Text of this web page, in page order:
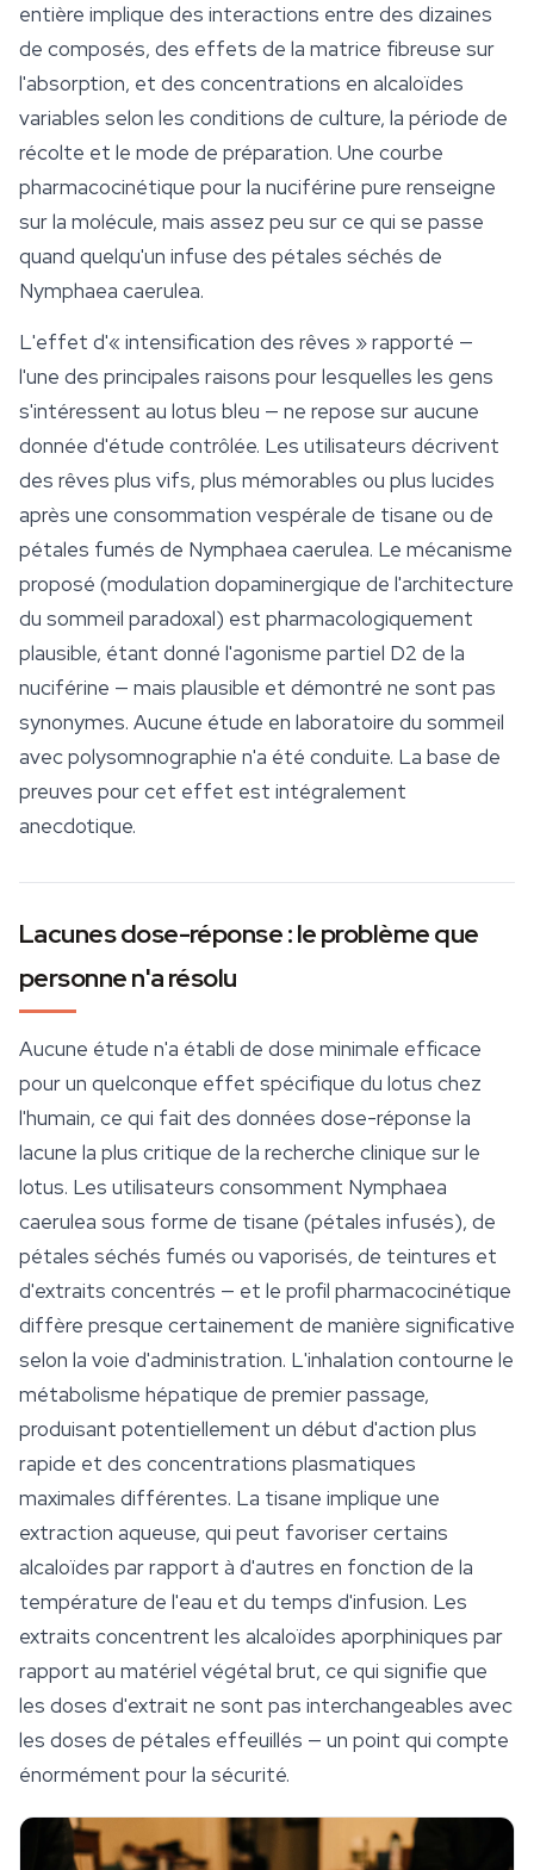
entière implique des interactions entre des dizaines
de composés, des effets de la matrice fibreuse sur
l'absorption, et des concentrations en alcaloïdes
variables selon les conditions de culture, la période de
récolte et le mode de préparation. Une courbe
pharmacocinétique pour la nuciférine pure renseigne
sur la molécule, mais assez peu sur ce qui se passe
quand quelqu'un infuse des pétales séchés de
Nymphaea caerulea.
L'effet d'« intensification des rêves » rapporté —
l'une des principales raisons pour lesquelles les gens
s'intéressent au lotus bleu — ne repose sur aucune
donnée d'étude contrôlée. Les utilisateurs décrivent
des rêves plus vifs, plus mémorables ou plus lucides
après une consommation vespérale de tisane ou de
pétales fumés de Nymphaea caerulea. Le mécanisme
proposé (modulation dopaminergique de l'architecture
du sommeil paradoxal) est pharmacologiquement
plausible, étant donné l'agonisme partiel D2 de la
nuciférine — mais plausible et démontré ne sont pas
synonymes. Aucune étude en laboratoire du sommeil
avec polysomnographie n'a été conduite. La base de
preuves pour cet effet est intégralement
anecdotique.
Lacunes dose-réponse : le problème que
personne n'a résolu
Aucune étude n'a établi de dose minimale efficace
pour un quelconque effet spécifique du lotus chez
l'humain, ce qui fait des données dose-réponse la
lacune la plus critique de la recherche clinique sur le
lotus. Les utilisateurs consomment Nymphaea
caerulea sous forme de tisane (pétales infusés), de
pétales séchés fumés ou vaporisés, de teintures et
d'extraits concentrés — et le profil pharmacocinétique
diffère presque certainement de manière significative
selon la voie d'administration. L'inhalation contourne le
métabolisme hépatique de premier passage,
produisant potentiellement un début d'action plus
rapide et des concentrations plasmatiques
maximales différentes. La tisane implique une
extraction aqueuse, qui peut favoriser certains
alcaloïdes par rapport à d'autres en fonction de la
température de l'eau et du temps d'infusion. Les
extraits concentrent les alcaloïdes aporphiniques par
rapport au matériel végétal brut, ce qui signifie que
les doses d'extrait ne sont pas interchangeables avec
les doses de pétales effeuillés — un point qui compte
énormément pour la sécurité.